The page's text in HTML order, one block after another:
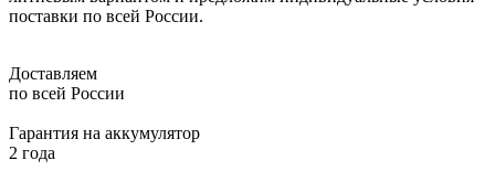
поставки по всей России.
Доставляем
по всей России
Гарантия на аккумулятор
2 года